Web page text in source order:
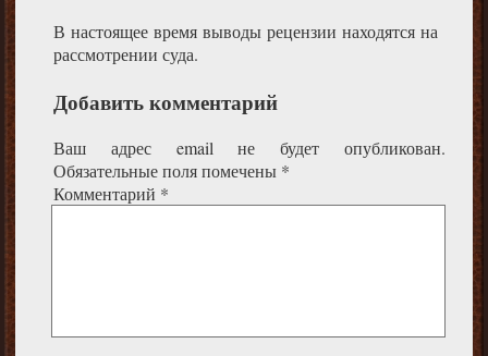
В настоящее время выводы рецензии находятся на
рассмотрении суда.
Добавить комментарий
Ваш адрес email не будет опубликован.
Обязательные поля помечены *
Комментарий *